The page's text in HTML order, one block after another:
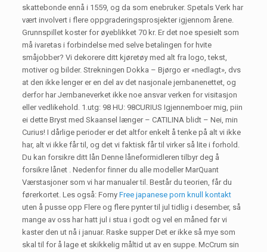
skattebonde ennå i 1559, og da som ene­bruker. Spetals Verk har
vært involvert i flere oppgraderingsprosjekter igjennom årene.
Grunnspillet koster for øyeblikket 70 kr. Er det noe spesielt som
må ivaretas i forbindelse med selve betalingen for hvite
småjobber? Vi dekorere ditt kjøretøy med alt fra logo, tekst,
motiver og bilder. Strekningen Dokka – Bjørgo er «nedlagt», dvs
at den ikke lenger er en del av det nasjonale jernbanenettet, og
derfor har Jernbaneverket ikke noe ansvar verken for visitasjon
eller vedlikehold. ​1.utg: 98 ​HU: 98CURIUS Igjennemboer mig, piin
ei dette Bryst med Skaansel længer – CATILINA blidt – Nei, min
Curius! I dårlige perioder er det altfor enkelt å tenke på alt vi ikke
har, alt vi ikke får til, og det vi faktisk får til virker så lite i forhold.
Du kan forsikre ditt lån Denne låneformidleren tilbyr deg å
forsikre lånet . Nedenfor finner du alle modeller MarQuant
Værstasjoner som vi har manualer til. Består du teorien, får du
førerkortet. Les også: FornyFree japanese porn knull kontakt
uten å pusse opp Flere og flere pynter til jul tidlig i desember, så
mange av oss har hatt jul i stua i godt og vel en måned før vi
kaster den ut nå i januar. Raske supper Det er ikke så mye som
skal til for å lage et skikkelig måltid ut av en suppe. McCrum sin